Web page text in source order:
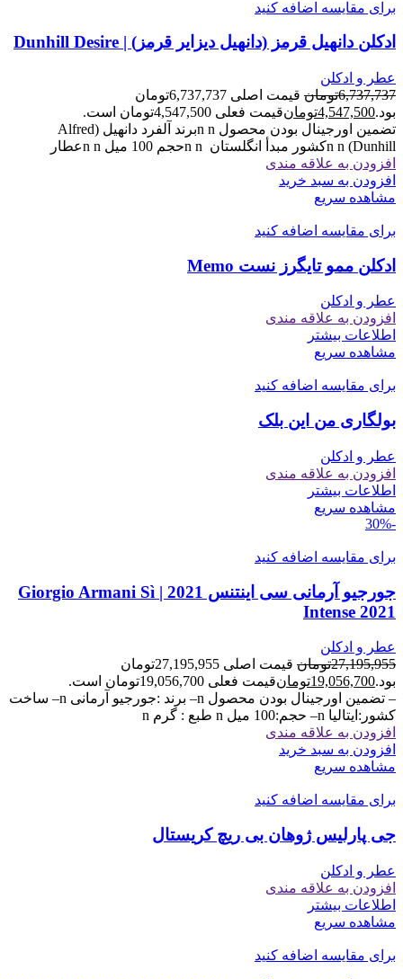
برای مقایسه اضافه کنید
ادکلن دانهیل قرمز (دانهیل دیزایر قرمز) | Dunhill Desire
عطر و ادکلن
6,737,737تومان
قیمت اصلی 6,737,737تومان
بود.4,547,500تومانقیمت فعلی 4,547,500تومان است.
تضمین اورجینال بودن محصول n nبرند آلفرد دانهیل (Alfred
Dunhill) n nکشور مبدأ انگلستان n nحجم 100 میل n nعطار
افزودن به علاقه مندی
افزودن به سبد خرید
مشاهده سریع
برای مقایسه اضافه کنید
ادکلن ممو تایگرز نست Memo
عطر و ادکلن
افزودن به علاقه مندی
اطلاعات بیشتر
مشاهده سریع
برای مقایسه اضافه کنید
بولگاری من این بلک
عطر و ادکلن
افزودن به علاقه مندی
اطلاعات بیشتر
مشاهده سریع
-30%
برای مقایسه اضافه کنید
جورجیو آرمانی سی اینتنس 2021 | Giorgio Armani Sì
Intense 2021
عطر و ادکلن
27,195,955تومان
قیمت اصلی 27,195,955تومان
بود.19,056,700تومانقیمت فعلی 19,056,700تومان است.
– تضمین اورجینال بودن محصول n– برند :جورجیو آرمانی n– ساخت
کشور:ایتالیا n– حجم:100 میل n طبع : گرم n
افزودن به علاقه مندی
افزودن به سبد خرید
مشاهده سریع
برای مقایسه اضافه کنید
جی پارلیس ژوهان بی ریچ کریستال
عطر و ادکلن
افزودن به علاقه مندی
اطلاعات بیشتر
مشاهده سریع
برای مقایسه اضافه کنید